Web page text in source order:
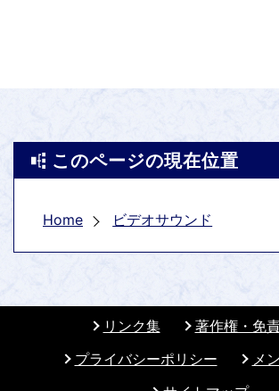
このページの現在位置
Home ビデオサウンド
リンク集
著作権・免
プライバシーポリシー
メ